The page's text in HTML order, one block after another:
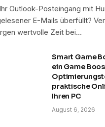
Outlook-Posteingang mit
E-Mails überfüllt?
wertvolle Zeit bei…
Smart Game
ein Game
praktische
Ihren PC
August 6, 2026